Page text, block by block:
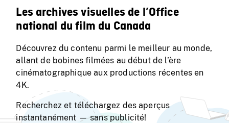
Les archives visuelles de l’Office
national du film du Canada
Découvrez du contenu parmi le meilleur au monde,
allant de bobines filmées au début de l’ère
cinématographique aux productions récentes en
4K.
Recherchez et téléchargez des aperçus
instantanément — sans publicité!